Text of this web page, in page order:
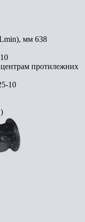
мм 638
протилежних
10